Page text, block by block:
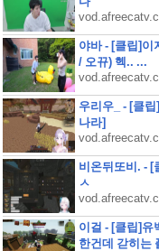
야바 - [클립]이
/ 오뀨) 헥.. ...
우리우_ - [클
나라]
비온뒤또비. - [
ㅅ
이걸 - [클립]유
한건데 갇히는